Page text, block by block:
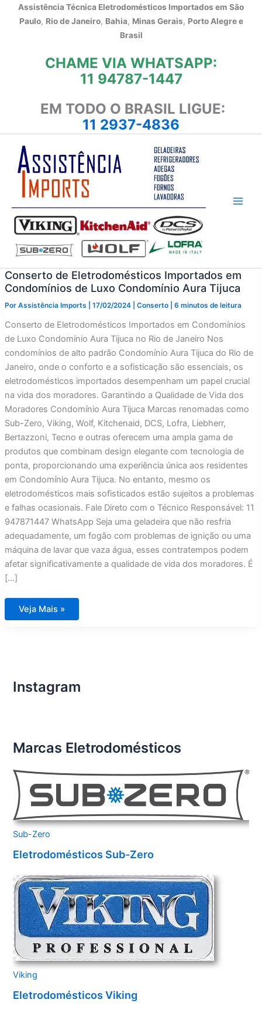
Assistência Técnica Eletrodomésticos Importados em São
Paulo, Rio de Janeiro, Bahia, Minas Gerais, Porto Alegre e
Brasil
CHAME VIA WHATSAPP:
11 94787-1447
EM TODO O BRASIL LIGUE:
11 2937-4836
Conserto de Eletrodomésticos Importados em
Condomínios de Luxo Condomínio Aura Tijuca
Por Assistência Imports 17/02/2024 Conserto| 6 minutos de leitura
Conserto de Eletrodomésticos Importados em Condomínios
de Luxo Condomínio Aura Tijuca no Rio de Janeiro Nos
condomínios de alto padrão Condomínio Aura Tijuca do Rio de
Janeiro, onde o conforto e a sofisticação são essenciais, os
eletrodomésticos importados desempenham um papel crucial
na vida dos moradores. Garantindo a Qualidade de Vida dos
Moradores Condomínio Aura Tijuca Marcas renomadas como
Sub-Zero, Viking, Wolf, Kitchenaid, DCS, Lofra, Liebherr,
Bertazzoni, Tecno e outras oferecem uma ampla gama de
produtos que combinam design elegante com tecnologia de
ponta, proporcionando uma experiência única aos residentes
em Condomínio Aura Tijuca. No entanto, mesmo os
eletrodomésticos mais sofisticados estão sujeitos a problemas
e falhas ocasionais. Fale Direto com o Técnico Responsável: 11
947871447 WhatsApp Seja uma geladeira que não resfria
adequadamente, um fogão com problemas de ignição ou uma
máquina de lavar que vaza água, esses contratempos podem
afetar significativamente a qualidade de vida dos moradores. É
[…]
Conserto
Aura
Tijuca
Veja Mais »
Instagram
Marcas Eletrodomésticos
Sub-Zero
Eletrodomésticos Sub-Zero
Viking
Eletrodomésticos Viking